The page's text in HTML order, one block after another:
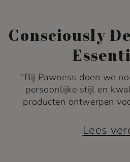
Consciously
“Bij Pawness doen we
persoonlijke stijl en
producten ontwerpen
Lees